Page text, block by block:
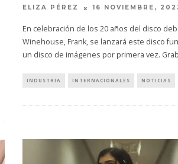
ELIZA PÉREZ 16 NOVIEMBRE,
En celebración de los 20 años del disco
Winehouse, Frank, se lanzará este disco
un disco de imágenes por primera vez.
INDUSTRIA INTERNACIONALES NOTICIAS